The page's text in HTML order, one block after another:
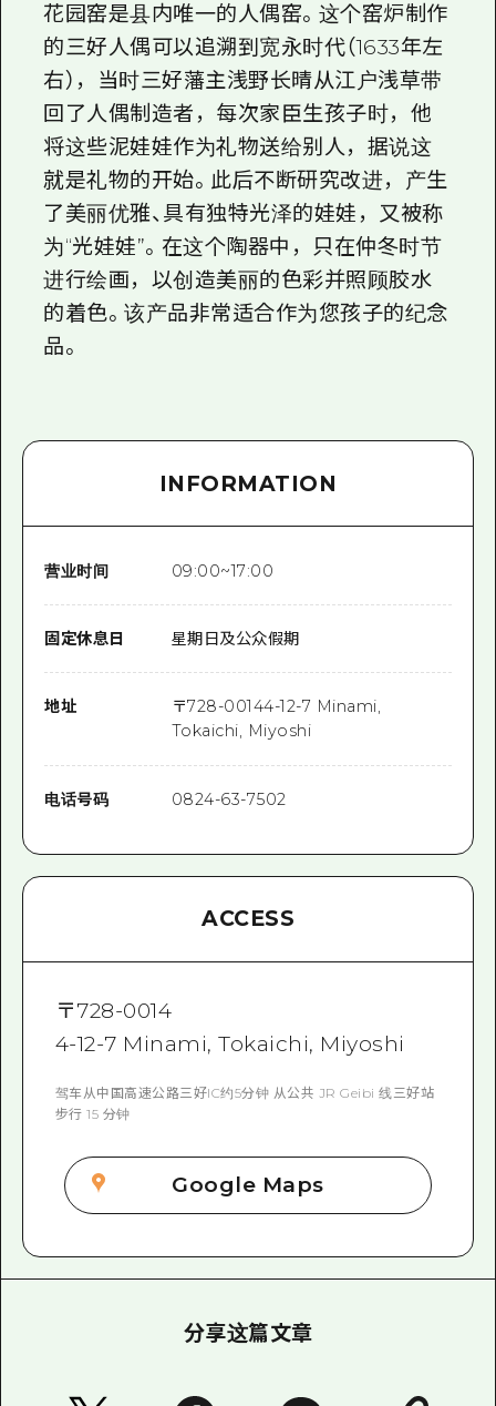
常见问题解答
照片下载
灾难发生期间的交通信息
广岛观光宣传册
花园窑是县内唯一的人偶窑。这个窑炉制作
的三好人偶可以追溯到宽永时代（1633年左
右），当时三好藩主浅野长晴从江户浅草带
回了人偶制造者，每次家臣生孩子时，他
将这些泥娃娃作为礼物送给别人，据说这
就是礼物的开始。此后不断研究改进，产生
了美丽优雅、具有独特光泽的娃娃，又被称
为“光娃娃”。在这个陶器中，只在仲冬时节
进行绘画，以创造美丽的色彩并照顾胶水
的着色。该产品非常适合作为您孩子的纪念
品。
INFORMATION
营业时间 09:00~17:00
固定休息日 星期日及公众假期
地址 〒728-00144-12-7 Minami,
Tokaichi, Miyoshi
电话号码 0824-63-7502
ACCESS
〒728-0014
4-12-7 Minami, Tokaichi, Miyoshi
驾车从中国高速公路三好IC约5分钟 从公共 JR Geibi 线三好站
步行 15 分钟
Google Maps
分享这篇文章